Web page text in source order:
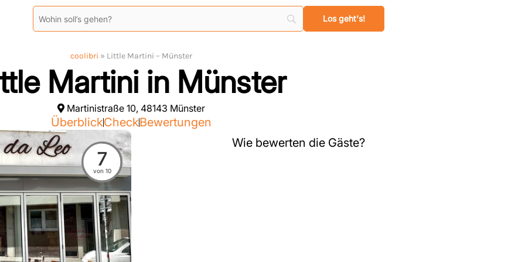
coolibri » Little Martini – Münster
Martini in Münster
Martinistraße 10, 48143 Münster
ÜberblickCheckBewertungen
7
von 10
Wie bewerten die Gäste?